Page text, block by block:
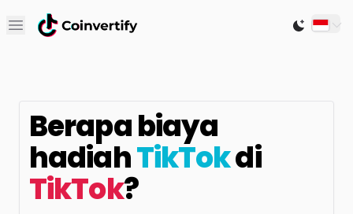
Open main menu Switch
Berapa biaya
hadiahTikTokdi
TikTok?